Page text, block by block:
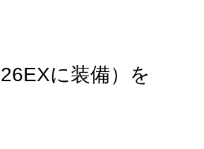
に装備）を